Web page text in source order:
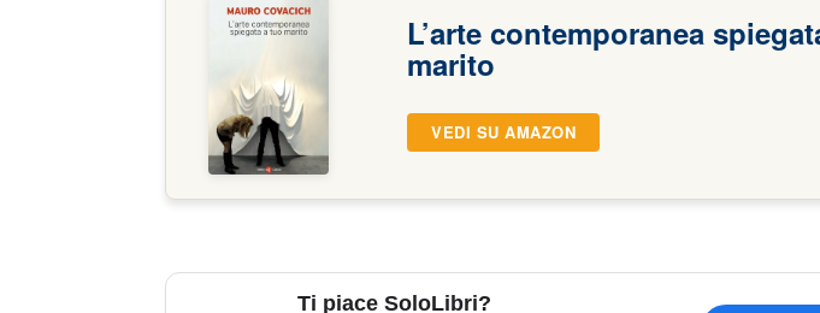
L’arte contemporanea
marito
VEDI SU AMAZON
Ti piace SoloLibri?